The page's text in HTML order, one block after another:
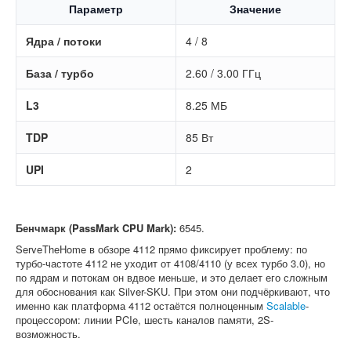
Параметр Значение
Ядра / потоки 4 / 8
База / турбо 2.60 / 3.00 ГГц
L3 8.25 МБ
TDP 85 Вт
UPI 2
Бенчмарк (PassMark CPU Mark): 6545.
ServeTheHome в обзоре 4112 прямо фиксирует проблему: по
турбо-частоте 4112 не уходит от 4108/4110 (у всех турбо 3.0), но
по ядрам и потокам он вдвое меньше, и это делает его сложным
для обоснования как Silver-SKU. При этом они подчёркивают, что
именно как платформа 4112 остаётся полноценным Scalable-
процессором: линии PCIe, шесть каналов памяти, 2S-
возможность.